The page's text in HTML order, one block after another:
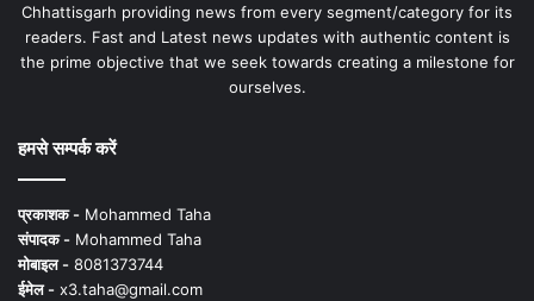
Chhattisgarh providing news from every segment/category for its
readers. Fast and Latest news updates with authentic content is
the prime objective that we seek towards creating a milestone for
ourselves.
हमसे सम्पर्क करें
प्रकाशक - Mohammed Taha
संपादक - Mohammed Taha
मोबाइल - 8081373744
ईमेल - x3.taha@gmail.com